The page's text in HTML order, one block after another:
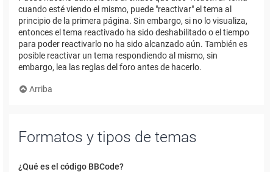
cuando esté viendo el mismo, puede "reactivar" el tema al
principio de la primera página. Sin embargo, si no lo visualiza,
entonces el tema reactivado ha sido deshabilitado o el tiempo
para poder reactivarlo no ha sido alcanzado aún. También es
posible reactivar un tema respondiendo al mismo, sin
embargo, lea las reglas del foro antes de hacerlo.
Arriba
Formatos y tipos de temas
¿Qué es el código BBCode?